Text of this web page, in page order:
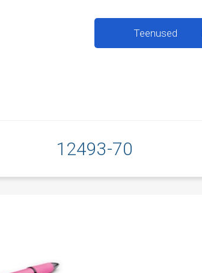
Teenused
12493-70